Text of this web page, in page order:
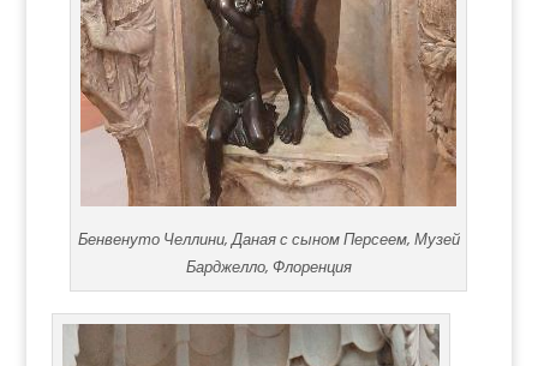
Бенвенуто Челлини, Даная с сыном Персеем, Музей
Барджелло, Флоренция